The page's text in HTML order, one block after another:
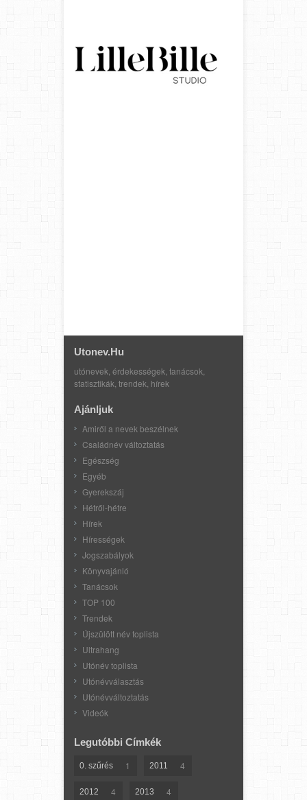
Utonev.hu
utónevek, érdekességek, tanácsok,
statisztikák, trendek, hírek
Ajánljuk
Amiről a nevek beszélnek
Családnév változtatás
Egészség
Egyéb
Gyerekszáj
Hétről-hétre
Hírek
Hírességek
Jogszabályok
Könyvajánló
Tanácsok
TOP 100
Trendek
Újszülött név toplista
Ultrahang
Utónév toplista
Utónévválasztás
Utónévváltoztatás
Videók
Legutóbbi Címkék
0. szűrés 1 2011 4
2012 4 2013 4